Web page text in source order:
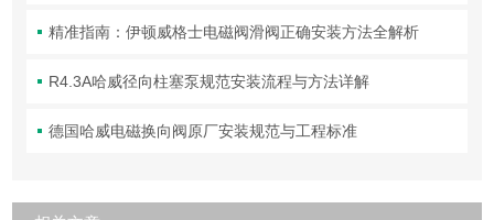
精准指南：伊顿威格士电磁阀滑阀正确安装方法全解析
R4.3A哈威径向柱塞泵规范安装流程与方法详解
德国哈威电磁换向阀原厂安装规范与工程标准